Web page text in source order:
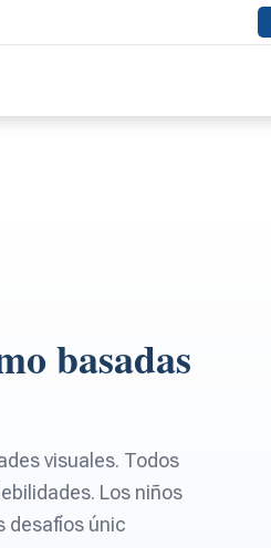
basadas
visuales. Todos
Los niños
desafíos únic